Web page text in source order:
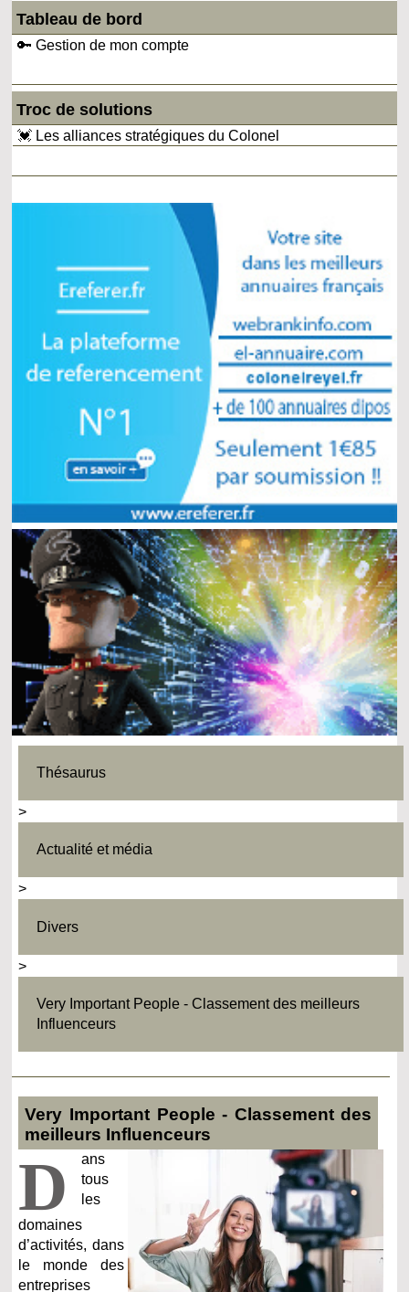
Tableau de bord
🔑 Gestion de mon compte
Troc de solutions
💓 Les alliances stratégiques du Colonel
Thésaurus
>
Actualité et média
>
Divers
>
Very Important People - Classement des meilleurs
Influenceurs
Very Important People - Classement des
meilleurs Influenceurs
D
ans
tous
les
domaines
d’activités, dans
le monde des
entreprises